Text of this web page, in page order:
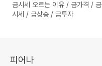
금시세 오르는 이유 / 금가격 / 금
시세 / 금상승 / 금투자
피어나